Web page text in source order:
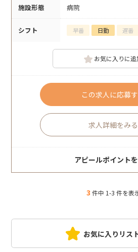
施設形態 病院
シフト 早番 日勤 遅番
お気に入りに追
この求人に応募
求人詳細をみる
アピールポイント
3件中 1-3 件を表
お気に入りリス